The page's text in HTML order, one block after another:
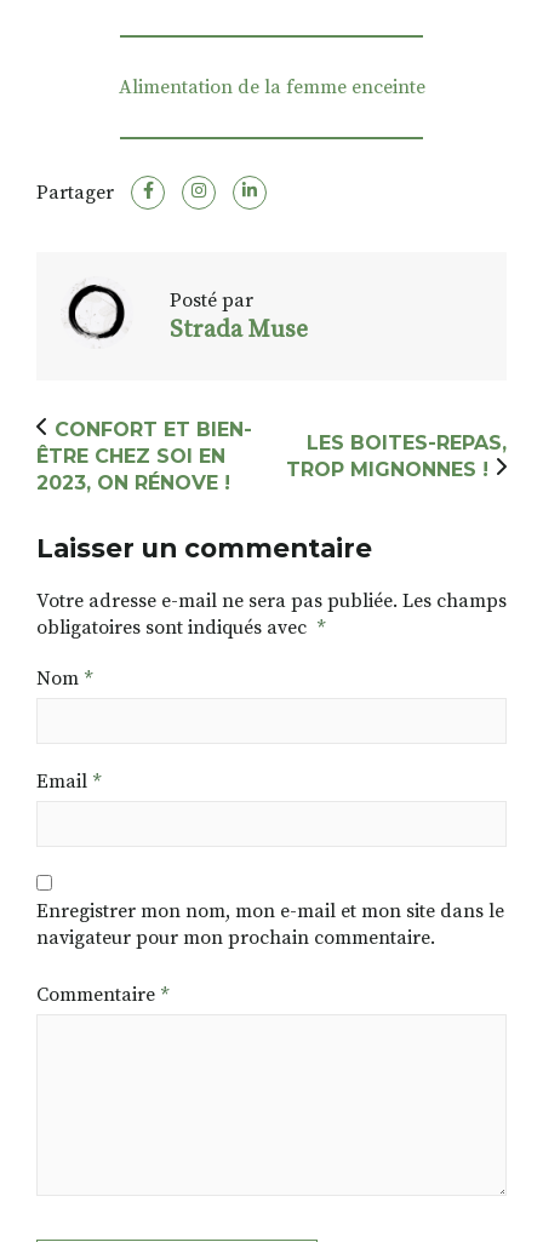
Alimentation de la femme enceinte
Partager
Posté par
Strada Muse
CONFORT ET BIEN-
ÊTRE CHEZ SOI EN
2023, ON RÉNOVE !
LES BOITES-REPAS,
TROP MIGNONNES !
Laisser un commentaire
Votre adresse e-mail ne sera pas publiée. Les champs
obligatoires sont indiqués avec *
Nom *
Email *
Enregistrer mon nom, mon e-mail et mon site dans le
navigateur pour mon prochain commentaire.
Commentaire *